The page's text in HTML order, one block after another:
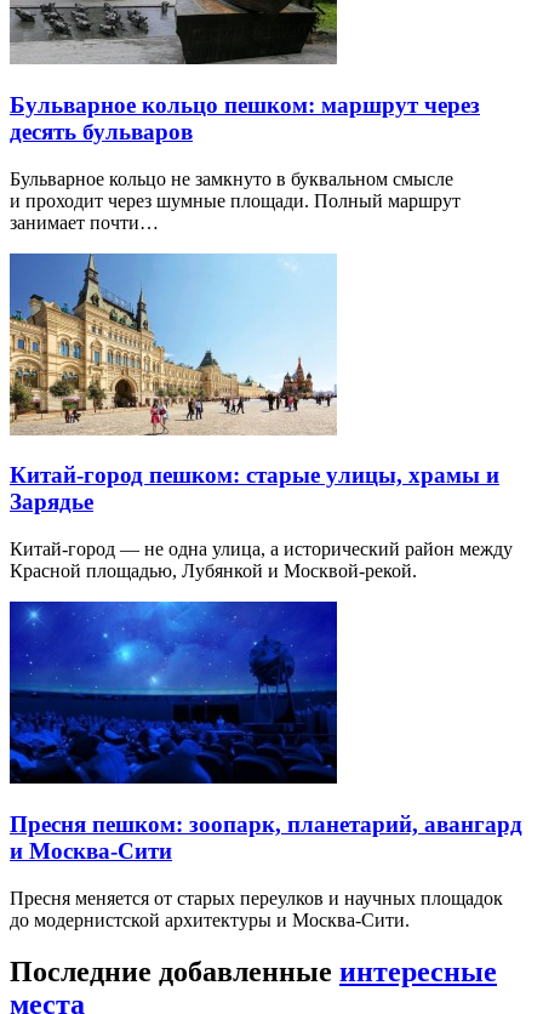
Бульварное кольцо пешком: маршрут через
десять бульваров
Бульварное кольцо не замкнуто в буквальном смысле
и проходит через шумные площади. Полный маршрут
занимает почти…
Китай-город пешком: старые улицы, храмы и
Зарядье
Китай-город — не одна улица, а исторический район между
Красной площадью, Лубянкой и Москвой-рекой.
Пресня пешком: зоопарк, планетарий, авангард
и Москва-Сити
Пресня меняется от старых переулков и научных площадок
до модернистской архитектуры и Москва-Сити.
Последние добавленные интересные
места